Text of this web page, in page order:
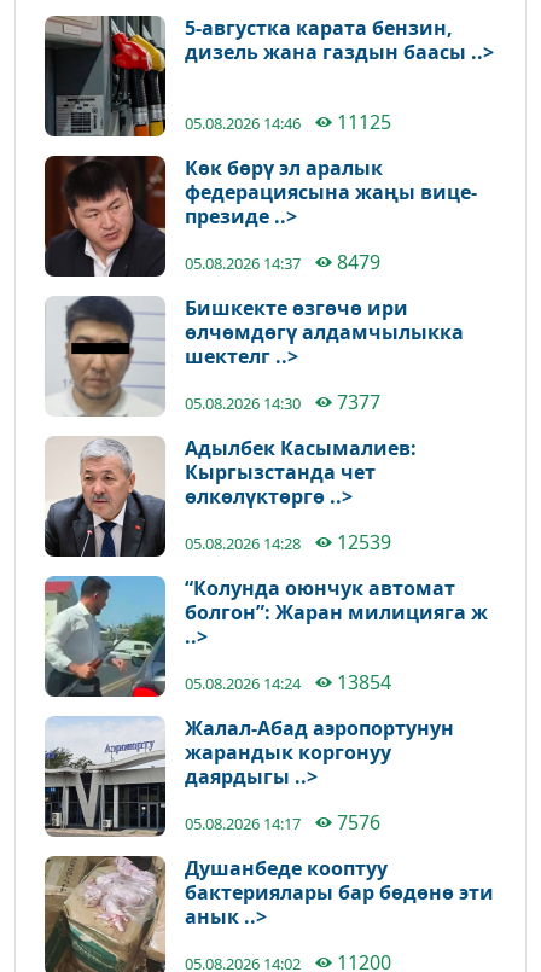
5-августка карата бензин,
дизель жана газдын баасы ..>
05.08.2026 14:46
11125
Көк бөрү эл аралык
федерациясына жаңы вице-
президе ..>
05.08.2026 14:37
8479
Бишкекте өзгөчө ири
өлчөмдөгү алдамчылыкка
шектелг ..>
05.08.2026 14:30
7377
Адылбек Касымалиев:
Кыргызстанда чет
өлкөлүктөргө ..>
05.08.2026 14:28
12539
“Колунда оюнчук автомат
болгон”: Жаран милицияга ж
..>
05.08.2026 14:24
13854
Жалал-Абад аэропортунун
жарандык коргонуу
даярдыгы ..>
05.08.2026 14:17
7576
Душанбеде кооптуу
бактериялары бар бөдөнө эти
анык ..>
05.08.2026 14:02 11200